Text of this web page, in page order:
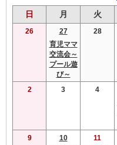
日
日
月
日
火曜
日
26
27
育児ママ
交流会～
プール遊
び～
28
2 3 4
9
10
11